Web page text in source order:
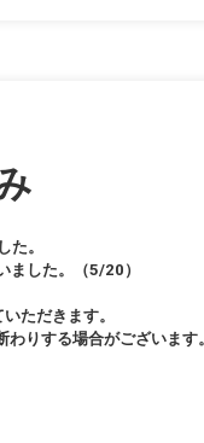
た。
ました。（5/20）
ただきます。
わりする場合がございます